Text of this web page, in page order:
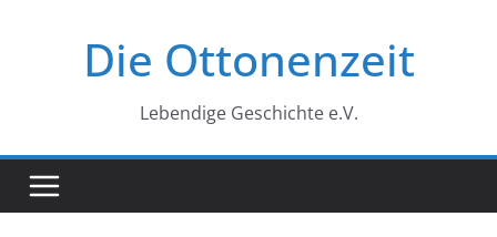
Die Ottonenzeit
Lebendige Geschichte e.V.